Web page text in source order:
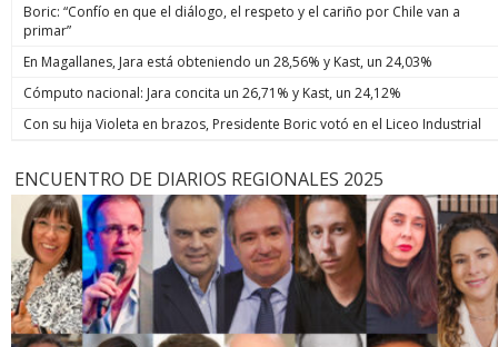
Boric: “Confío en que el diálogo, el respeto y el cariño por Chile van a
primar”
En Magallanes, Jara está obteniendo un 28,56% y Kast, un 24,03%
Cómputo nacional: Jara concita un 26,71% y Kast, un 24,12%
Con su hija Violeta en brazos, Presidente Boric votó en el Liceo Industrial
ENCUENTRO DE DIARIOS REGIONALES 2025